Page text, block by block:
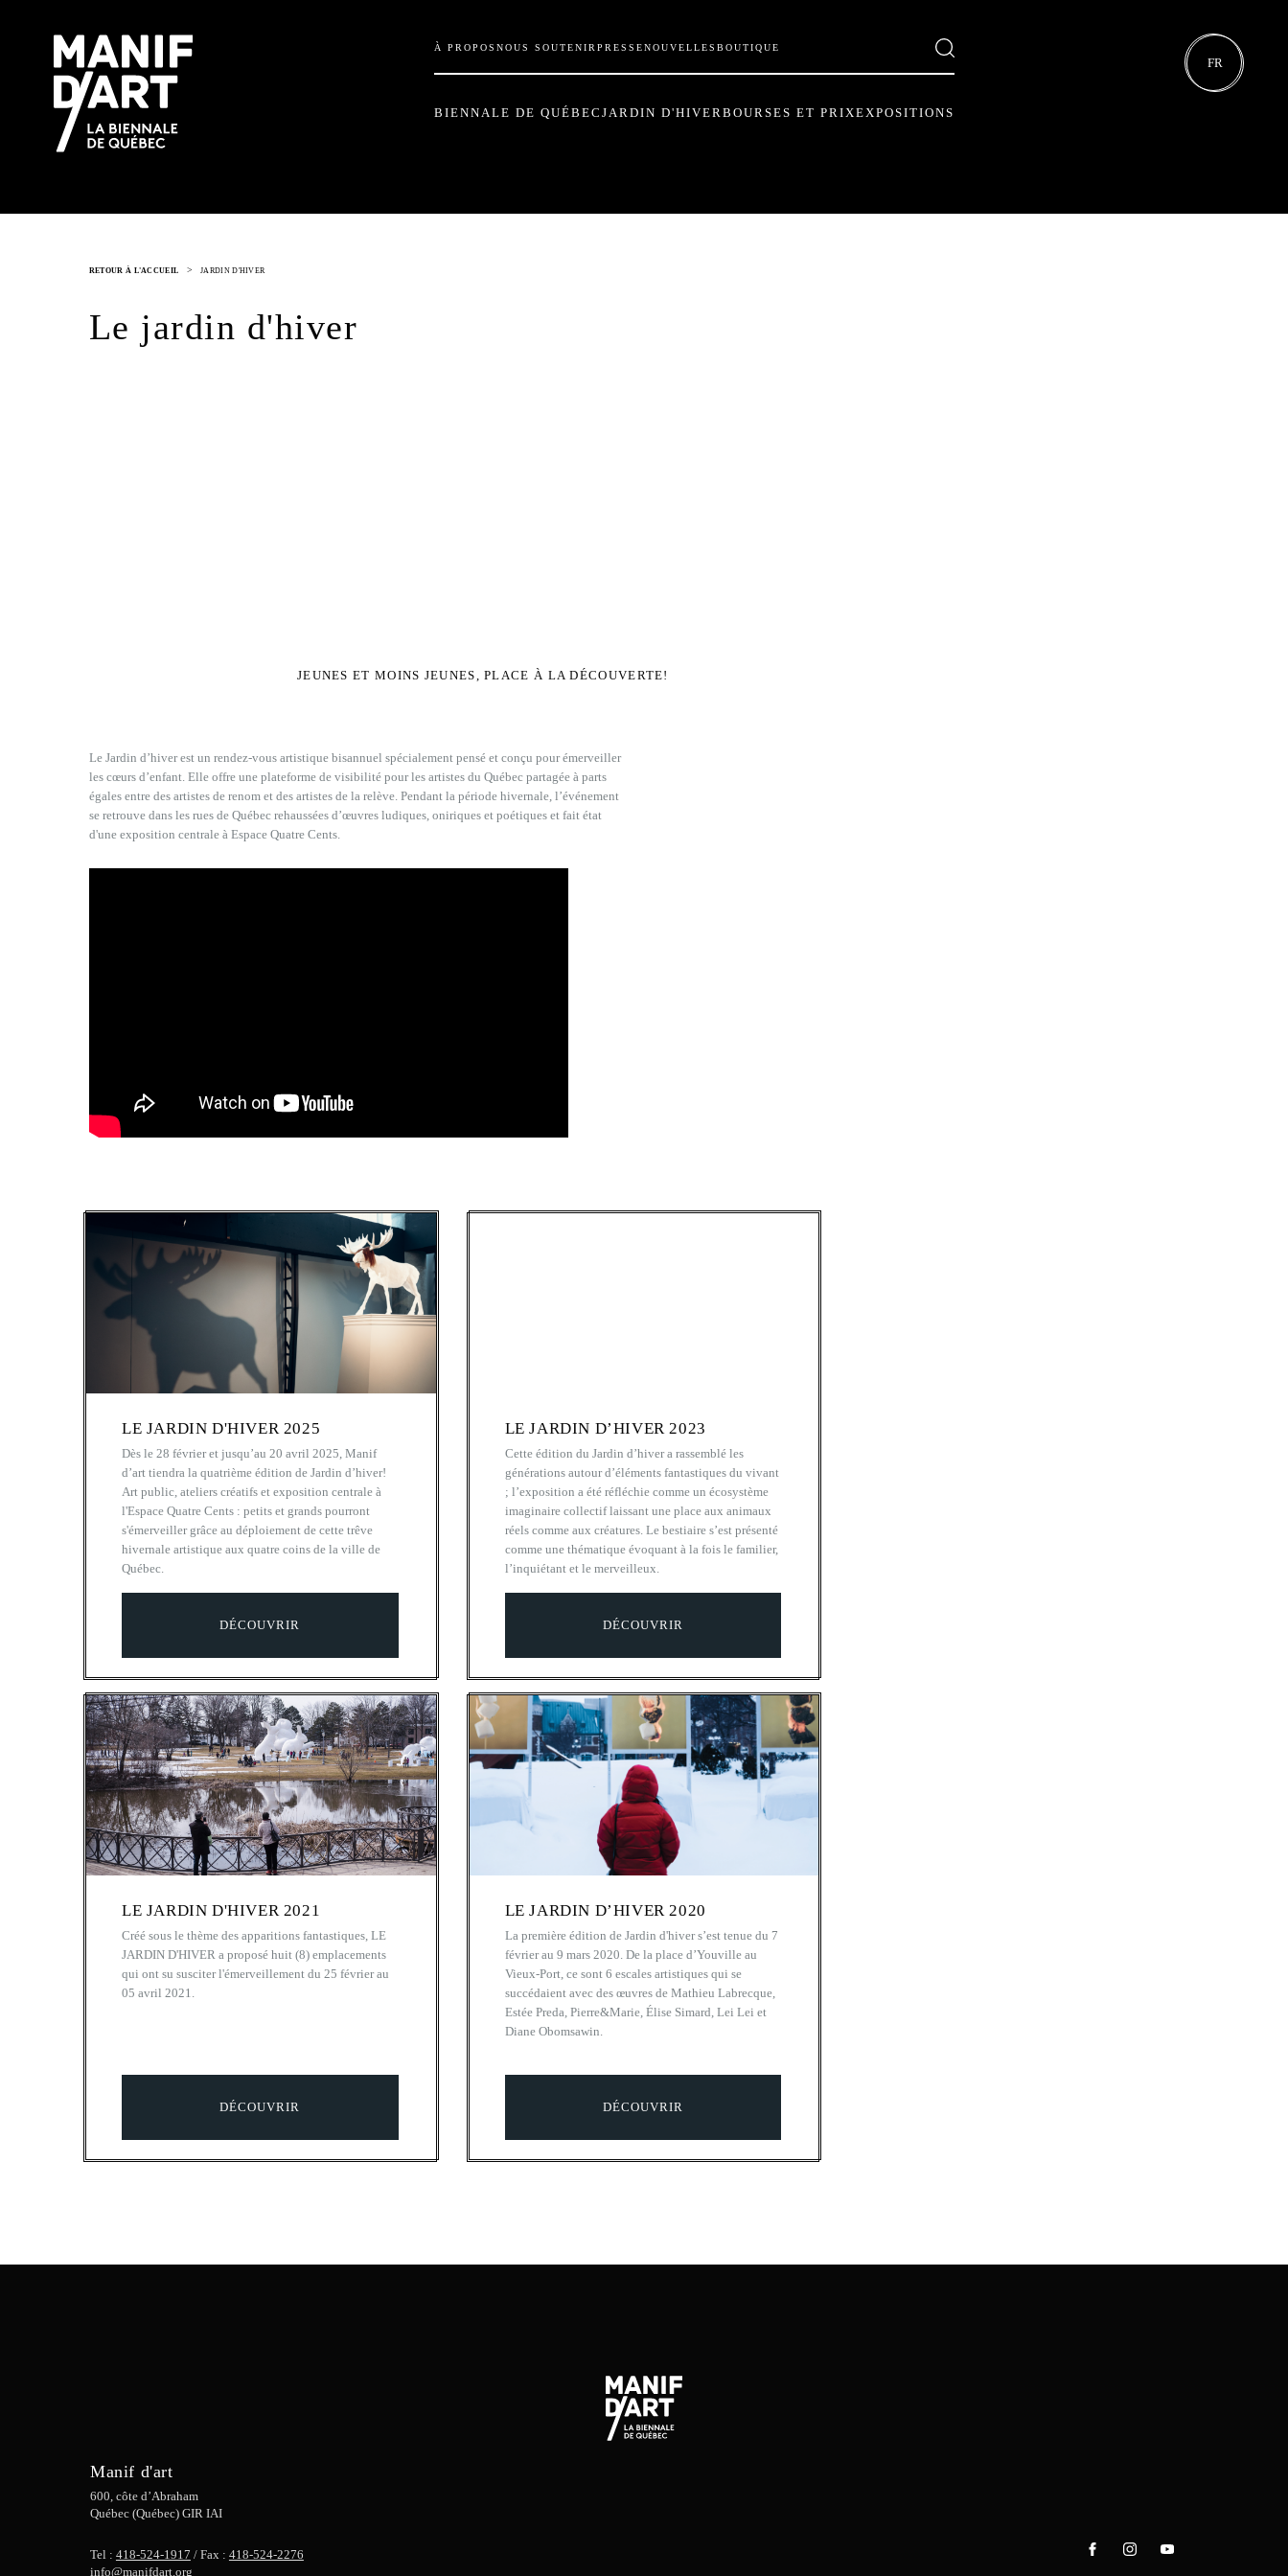
À PROPOS NOUS SOUTENIR PRESSENOUVELLES BOUTIQUE
BIENNALE DE QUÉBEC JARDIN D'HIVERBOURSES ET PRIXEXPOSITIONS
FR
RETOUR À L'ACCUEIL > JARDIN D'HIVER
Le jardin d'hiver
JEUNES ET MOINS JEUNES, PLACE À LA DÉCOUVERTE!
Le Jardin d’hiver est un rendez-vous artistique bisannuel spécialement pensé et conçu pour émerveiller
les cœurs d’enfant. Elle offre une plateforme de visibilité pour les artistes du Québec partagée à parts
égales entre des artistes de renom et des artistes de la relève. Pendant la période hivernale, l’événement
se retrouve dans les rues de Québec rehaussées d’œuvres ludiques, oniriques et poétiques et fait état
d'une exposition centrale à Espace Quatre Cents.
LE JARDIN D'HIVER 2025
Dès le 28 février et jusqu’au 20 avril 2025, Manif
d’art tiendra la quatrième édition de Jardin d’hiver!
Art public, ateliers créatifs et exposition centrale à
l'Espace Quatre Cents : petits et grands pourront
s'émerveiller grâce au déploiement de cette trêve
hivernale artistique aux quatre coins de la ville de
Québec.
DÉCOUVRIR
LE JARDIN D’HIVER 2023
Cette édition du Jardin d’hiver a rassemblé les
générations autour d’éléments fantastiques du vivant
; l’exposition a été réfléchie comme un écosystème
imaginaire collectif laissant une place aux animaux
réels comme aux créatures. Le bestiaire s’est présenté
comme une thématique évoquant à la fois le familier,
l’inquiétant et le merveilleux.
DÉCOUVRIR
LE JARDIN D'HIVER 2021
Créé sous le thème des apparitions fantastiques, LE
JARDIN D'HIVER a proposé huit (8) emplacements
qui ont su susciter l'émerveillement du 25 février au
05 avril 2021.
DÉCOUVRIR
LE JARDIN D’HIVER 2020
La première édition de Jardin d'hiver s’est tenue du 7
février au 9 mars 2020. De la place d’Youville au
Vieux-Port, ce sont 6 escales artistiques qui se
succédaient avec des œuvres de Mathieu Labrecque,
Estée Preda, Pierre&Marie, Élise Simard, Lei Lei et
Diane Obomsawin.
DÉCOUVRIR
Manif d'art
600, côte d’Abraham
Québec (Québec) GIR IAI
Tel : 418-524-1917 / Fax : 418-524-2276
info@manifdart.org